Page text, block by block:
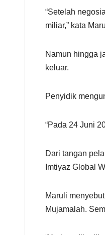
“Setelah
miliar,” kata
Namun hingga
keluar.
Penyidik
“Pada 24 Juni
Dari tangan
Imtiyaz Global
Maruli
Mujamalah.